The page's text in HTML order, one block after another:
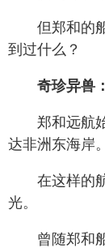
但郑和的
到过什么？
奇珍异兽
郑和远航
达非洲东海岸。
在这样的
光。
曾随郑和